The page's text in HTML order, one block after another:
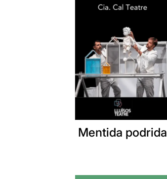
Mentida podrida